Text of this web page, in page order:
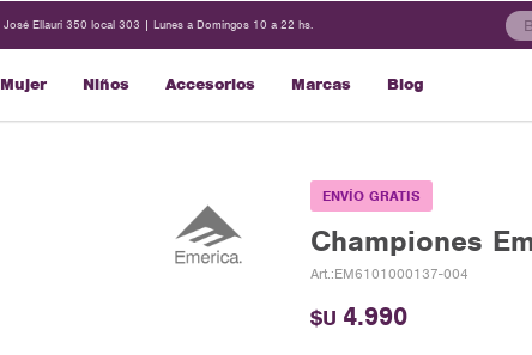
Mujer Niños Accesorios Marcas Blog
José Ellauri 350 local 303 | Lunes a Domingos 10 a 22 hs.
ENVÍO GRATIS
Championes
EM6101000137-004
$U 4.990